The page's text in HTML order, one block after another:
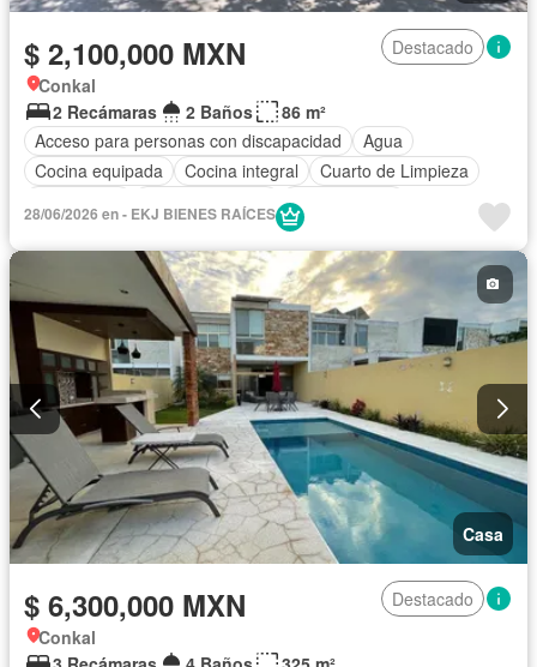
$ 2,100,000 MXN
Destacado
Conkal
2 Recámaras
2 Baños
86 m²
Acceso para personas con discapacidad
Agua
Cocina equipada
Cocina integral
Cuarto de Limpieza
Estacionamiento
Zonas verdes
28/06/2026 en - EKJ BIENES RAÍCES
Casa
$ 6,300,000 MXN
Destacado
Conkal